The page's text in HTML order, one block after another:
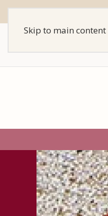
Skip to main content